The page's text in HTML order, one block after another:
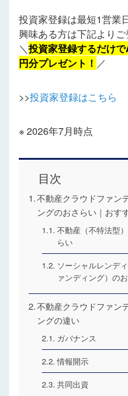
投資家登録は最短1営業
興味ある方は下記よりご
＼投資家登録するだけ
円分プレゼント！ ／
>>投資家登録はこちら
※ 2026年7月時点
目次
不動産クラウドファン
ングのおさらい｜おす
不動産（不特法型
らい
ソーシャルレンデ
ァンディング）の
不動産クラウドファン
ングの違い
ガバナンス
情報開示
共同出資